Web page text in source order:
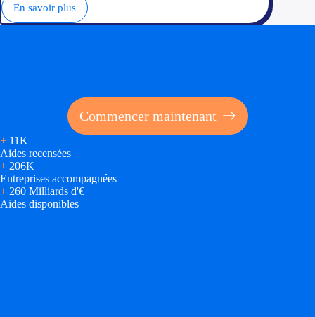
En savoir plus
Commencer maintenant
+ 11K
Aides recensées
+ 206K
Entreprises accompagnées
+ 260 Milliards d'€
Aides disponibles